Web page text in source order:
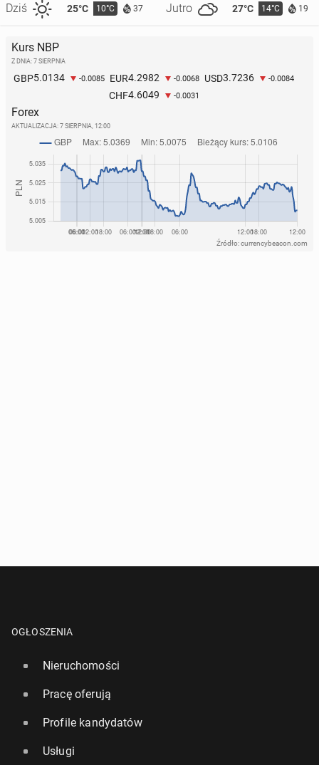
Dziś 25°C 10°C 37 Jutro 27°C 14°C 19
Kurs NBP
Z DNIA: 7 SIERPNIA
GBP5.0134 -0.0085 EUR4.2982 -0.0068 USD3.7236 -0.0084
CHF4.6049 -0.0031
Forex
AKTUALIZACJA: 7 SIERPNIA, 12:00
Źródło: currencybeacon.com
OGŁOSZENIA
Nieruchomości
Pracę oferują
Profile kandydatów
Usługi